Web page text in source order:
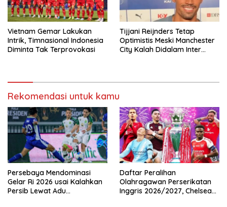
Vietnam Gemar Lakukan
Intrik, Timnasional Indonesia
Diminta Tak Terprovokasi
Tijjani Reijnders Tetap
Optimistis Meski Manchester
City Kalah Didalam Inter
Rekomendasi untuk kamu
Persebaya Mendominasi
Gelar Ri 2026 usai Kalahkan
Persib Lewat Adu
Daftar Peralihan
Olahragawan Perserikatan
Inggris 2026/2027, Chelsea